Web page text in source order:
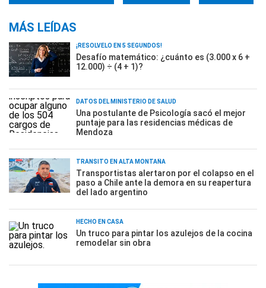
MÁS LEÍDAS
¡RESOLVELO EN 5 SEGUNDOS!
Desafío matemático: ¿cuánto es (3.000 x 6 +
12.000) ÷ (4 + 1)?
DATOS DEL MINISTERIO DE SALUD
Una postulante de Psicología sacó el mejor
puntaje para las residencias médicas de
Mendoza
TRÁNSITO EN ALTA MONTAÑA
Transportistas alertaron por el colapso en el
paso a Chile ante la demora en su reapertura
del lado argentino
HECHO EN CASA
Un truco para pintar los azulejos de la cocina
remodelar sin obra